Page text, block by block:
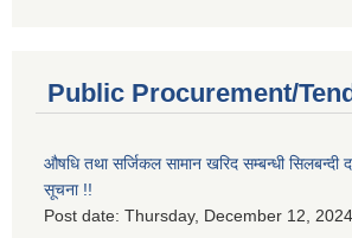
Public Procurement/
औषधि तथा सर्जिकल सामान खरिद सम्बन्धी सिलबन्दी
सूचना !!
Post date: Thursday, December 12,